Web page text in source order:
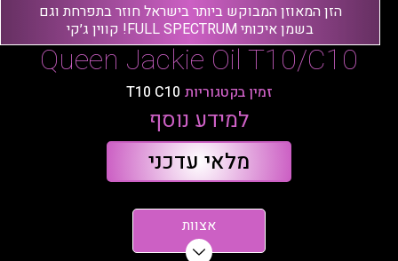
Queen Jackie Oil T10/C10
זמין בקטגוריות T10 C10
למידע נוסף
מלאי עדכני
אצוות
הזן המאוזן המבוקש ביותר בישראל חוזר בתפרחת וגם
בשמן איכותי FULL SPECTRUM! קווין ג׳קי